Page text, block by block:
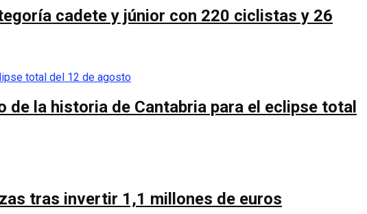
cadete y júnior con 220 ciclistas y 26
la historia de Cantabria para el eclipse total
tras invertir 1,1 millones de euros